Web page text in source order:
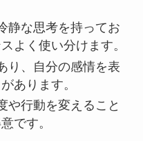
静な思考を持ってお
よく使い分けます。
り、自分の感情を表
あります。
や行動を変えること
です。